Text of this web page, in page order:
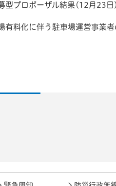
型プロポーザル結果(12月23日)
有料化に伴う駐車場運営事業